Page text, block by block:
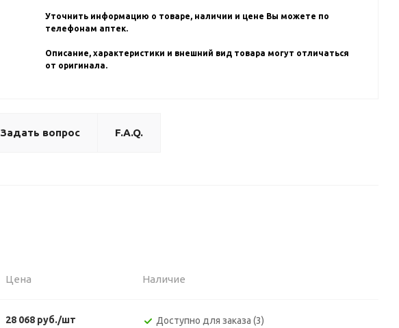
Уточнить информацию о товаре, наличии и цене Вы можете по
телефонам аптек.
Описание, характеристики и внешний вид товара могут отличаться
от оригинала.
Задать вопрос F.A.Q.
Цена Наличие
28 068 руб./шт Доступно для заказа (3)